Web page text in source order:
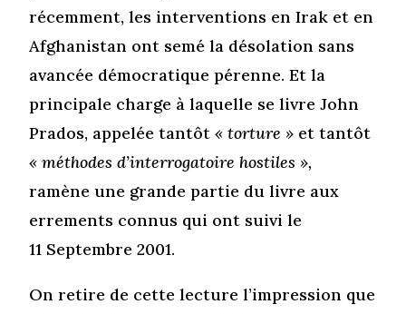
récemment, les interventions en Irak et en
Afghanistan ont semé la désolation sans
avancée démocratique pérenne. Et la
principale charge à laquelle se livre John
Prados, appelée tantôt« torture » et tantôt
« méthodes d’interrogatoire hostiles »,
ramène une grande partie du livre aux
errements connus qui ont suivi le
11 Septembre 2001.
On retire de cette lecture l’impression que